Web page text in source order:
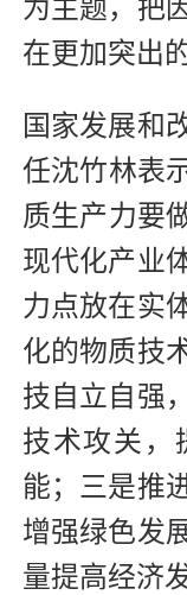
为主题，把
在更加突出
国家发展和
任沈竹林表
质生产力要
现代化产业
力点放在实
化的物质技
技自立自强
技术攻关，
能；三是推
增强绿色发
量提高经济